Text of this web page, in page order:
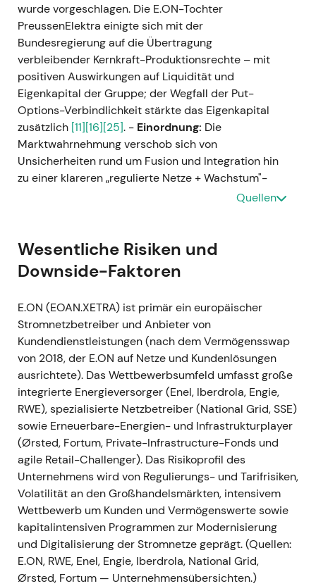
wurde vorgeschlagen. Die E.ON-Tochter
PreussenElektra einigte sich mit der
Bundesregierung auf die Übertragung
verbleibender Kernkraft-Produktionsrechte – mit
positiven Auswirkungen auf Liquidität und
Eigenkapital der Gruppe; der Wegfall der Put-
Options-Verbindlichkeit stärkte das Eigenkapital
zusätzlich [11][16][25]. - Einordnung: Die
Marktwahrnehmung verschob sich von
Unsicherheiten rund um Fusion und Integration hin
zu einer klareren „regulierte Netze + Wachstum"-
Story, da das Kernkraft-Erbe weitgehend bereinigt
und Rally, da Anleger die Risikoreduzierung und die
positiven Ergebnisüberraschungen honorierten –
Übergang von der Post-Merger-Konsolidierung zur
---
Okt. 2021 — Regulierer setzt niedrigere
Eigenkapitalverzinsung für die 4.
Regulierungsperiode fest
-Ereignis:Die Bundesnetzagentur legte die
Vorsteuer-Eigenkapitalrendite für neue Netzanlagen
auf 5,07 % fest (3,51 % für Altanlagen); die
Entscheidung gilt ab 2023 für Gas und ab 2024 für
Strom. -Einordnung:Anleger werteten die
Entscheidung als strukturellen Gegenwind für eine
reine Renditeausweitung im deutschen
Netzgeschäft – der Fokus verlagerte sich auf
Volumen- und RAB-Wachstum sowie die
konsequente Umsetzung von
Quellen
Wesentliche Risiken und
Downside-Faktoren
E.ON (EOAN.XETRA) ist primär ein europäischer
Stromnetzbetreiber und Anbieter von
Kundendienstleistungen (nach dem Vermögensswap
von 2018, der E.ON auf Netze und Kundenlösungen
ausrichtete). Das Wettbewerbsumfeld umfasst große
integrierte Energieversorger (Enel, Iberdrola, Engie,
RWE), spezialisierte Netzbetreiber (National Grid, SSE)
sowie Erneuerbare-Energien- und Infrastrukturplayer
(Ørsted, Fortum, Private-Infrastructure-Fonds und
agile Retail-Challenger). Das Risikoprofil des
Unternehmens wird von Regulierungs- und Tarifrisiken,
Volatilität an den Großhandelsmärkten, intensivem
Wettbewerb um Kunden und Vermögenswerte sowie
kapitalintensiven Programmen zur Modernisierung
und Digitalisierung der Stromnetze geprägt. (Quellen:
E.ON, RWE, Enel, Engie, Iberdrola, National Grid,
Ørsted, Fortum — Unternehmensübersichten.)